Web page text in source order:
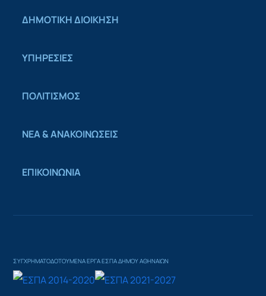
ΔΗΜΟΤΙΚΗ ΔΙΟΙΚΗΣΗ
ΥΠΗΡΕΣΙΕΣ
ΠΟΛΙΤΙΣΜΟΣ
ΝΕΑ & ΑΝΑΚΟΙΝΩΣΕΙΣ
ΕΠΙΚΟΙΝΩΝΙΑ
ΣΥΓΧΡΗΜΑΤΟΔΟΤΟΥΜΕΝΑ ΕΡΓΑ ΕΣΠΑ ΔΗΜΟΥ ΑΘΗΝΑΙΩΝ